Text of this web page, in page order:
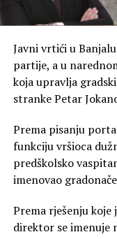
Javni vrtići u
partije, a u
koja upravlja
stranke Petar
Prema pisanju
funkciju vršioca
predškolsko
imenovao
Prema rješenju koje
direktor se imenuje